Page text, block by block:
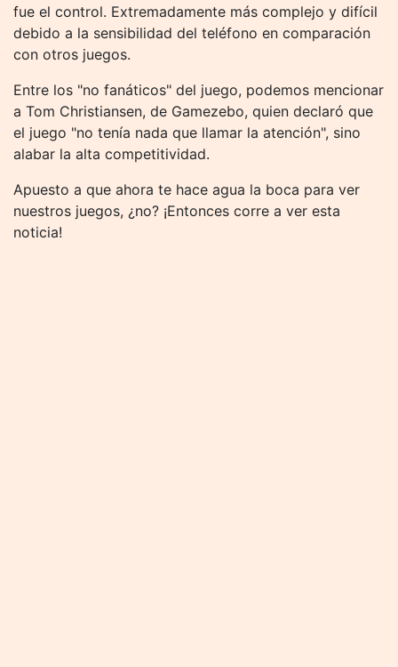
fue el control. Extremadamente más complejo y difícil
debido a la sensibilidad del teléfono en comparación
con otros juegos.
Entre los "no fanáticos" del juego, podemos mencionar
a Tom Christiansen, de Gamezebo, quien declaró que
el juego "no tenía nada que llamar la atención", sino
alabar la alta competitividad.
Apuesto a que ahora te hace agua la boca para ver
nuestros juegos, ¿no? ¡Entonces corre a ver esta
noticia!